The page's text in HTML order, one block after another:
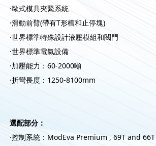
·歐式模具夾緊系統
·滑動前臂(帶有T形槽和止停塊)
·世界標準特殊設計液壓模組和閥門
·世界標準電氣設備
·加壓能力：60-2000噸
·折彎長度：1250-8100mm
選配部分：
·控制系統：ModEva Premium , 69T and 66T